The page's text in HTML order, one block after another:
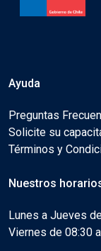
Ayuda
Preguntas
Solicite su
Términos y
Nuestros
Lunes a Jueves
Viernes de 08:30